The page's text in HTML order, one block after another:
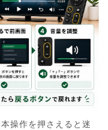
操作を押さえると迷